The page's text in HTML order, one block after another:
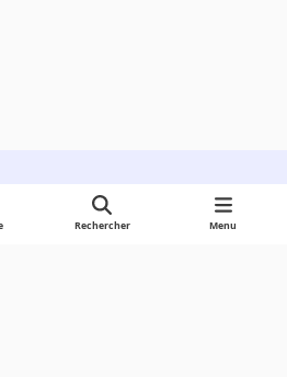
Rechercher Menu